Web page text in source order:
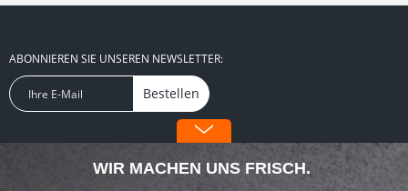
ABONNIEREN SIE UNSEREN NEWSLETTER:
Bestellen
FOLGEN SIE UNS:
WIR MACHEN UNS FRISCH.